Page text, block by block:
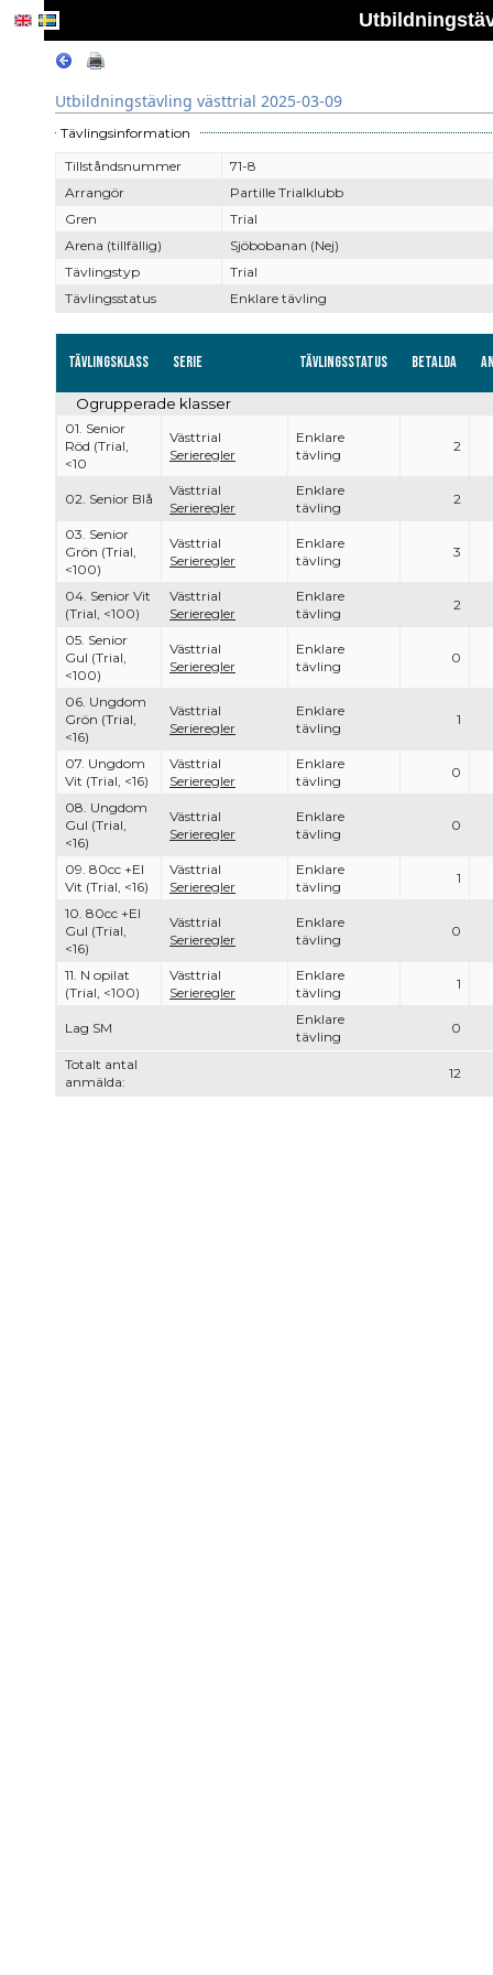
Utbildningstävling västtrial 2025-03-09
Tävlingsinformation
Tillståndsnummer
71-8
Arrangör
Partille Trialklubb
Gren
Trial
Arena (tillfällig)
Sjöbobanan (Nej)
Tävlingstyp
Trial
Tävlingsstatus
Enklare tävling
Tävlingsklass Serie Tävlingsstatus Betalda
Totalt antal
anmälda:
12
Ogrupperade klasser
01. Senior
Röd (Trial,
<10
Västtrial
Serieregler
Enklare
tävling
2
02. Senior Blå
Västtrial
Serieregler
Enklare
tävling
2
03. Senior
Grön (Trial,
<100)
Västtrial
Serieregler
Enklare
tävling
3
04. Senior Vit
(Trial, <100)
Västtrial
Serieregler
Enklare
tävling
2
05. Senior
Gul (Trial,
<100)
Västtrial
Serieregler
Enklare
tävling
0
06. Ungdom
Grön (Trial,
<16)
Västtrial
Serieregler
Enklare
tävling
1
07. Ungdom
Vit (Trial, <16)
Västtrial
Serieregler
Enklare
tävling
0
08. Ungdom
Gul (Trial,
<16)
Västtrial
Serieregler
Enklare
tävling
0
09. 80cc +El
Vit (Trial, <16)
Västtrial
Serieregler
Enklare
tävling
1
10. 80cc +El
Gul (Trial,
<16)
Västtrial
Serieregler
Enklare
tävling
0
11. N opilat
(Trial, <100)
Västtrial
Serieregler
Enklare
tävling
1
Lag SM
Enklare
tävling
0